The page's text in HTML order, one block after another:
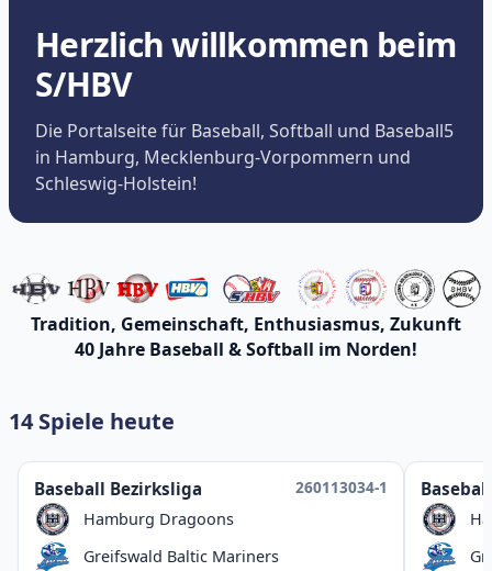
Herzlich willkommen beim
S/HBV
Die Portalseite für Baseball, Softball und Baseball5
in Hamburg, Mecklenburg-Vorpommern und
Schleswig-Holstein!
Tradition, Gemeinschaft, Enthusiasmus, Zukunft
40 Jahre Baseball & Softball im Norden!
14 Spiele heute
Baseball Bezirksliga
260113034-1
Hamburg Dragoons
Greifswald Baltic Mariners